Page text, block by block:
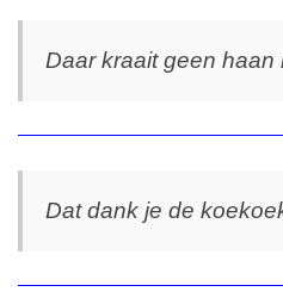
Daar kraait geen haan
Dat dank je de